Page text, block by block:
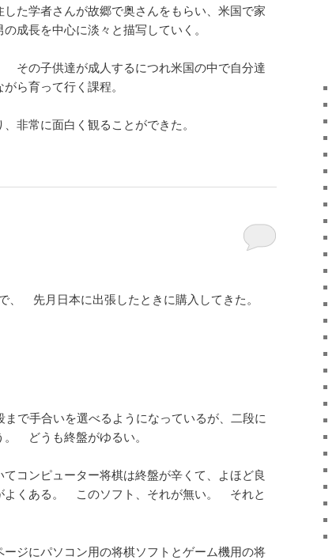
た学者さんが故郷で奥さんをもらい、米国で家
成長を中心に淡々と描写していく。
その子供達が成人するにつれ米国の中で自分達
ら育って行く課程。
非常に面白く観ることができた。
、 先月日本に出張したときに購入してきた。
で手合いを選べるようになっているが、二段に
。 どうも終盤がゆるい。
コンピューター将棋は終盤が辛くて、よほど良
よくある。 このソフト、それが無い。 それと
ジにパソコン用の将棋ソフトとゲーム機用の将